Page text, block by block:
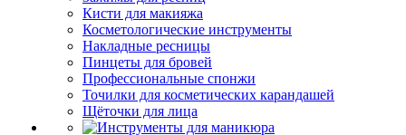
Кисти для макияжа
Косметологические инструменты
Накладные ресницы
Пинцеты для бровей
Профессиональные спонжи
Точилки для косметических карандашей
Щёточки для лица